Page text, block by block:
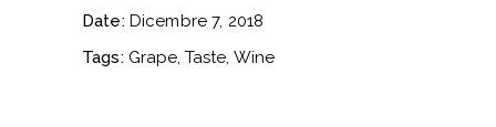
Date: Dicembre 7, 2018
Tags: Grape Taste Wine